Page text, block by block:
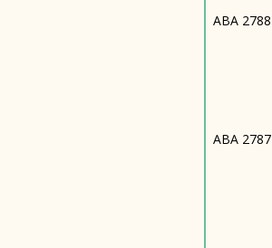
ABA 2788
ABA 2787